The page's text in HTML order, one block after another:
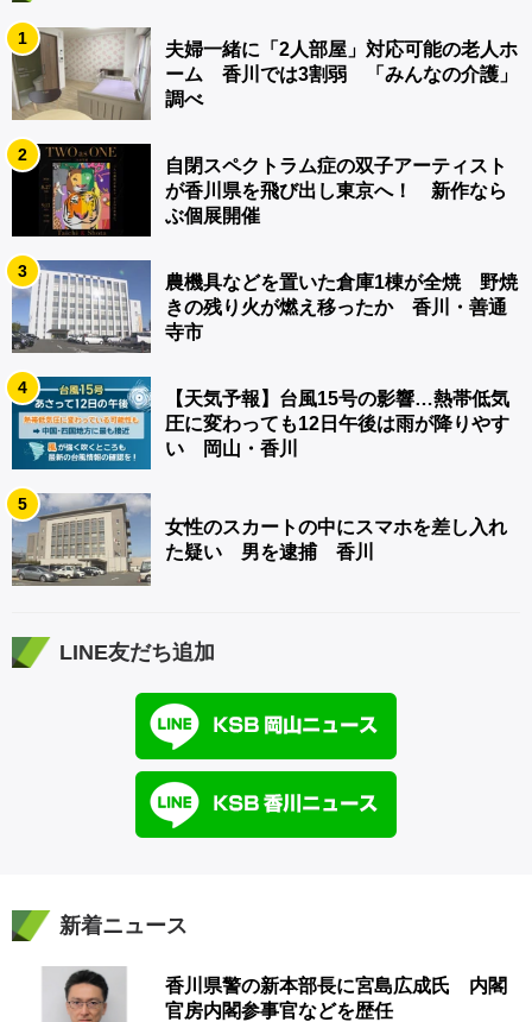
1
夫婦一緒に「2人部屋」対応可能の老人ホ
ーム 香川では3割弱 「みんなの介護」
調べ
2
自閉スペクトラム症の双子アーティスト
が香川県を飛び出し東京へ！ 新作なら
ぶ個展開催
3
農機具などを置いた倉庫1棟が全焼 野焼
きの残り火が燃え移ったか 香川・善通
寺市
4
【天気予報】台風15号の影響…熱帯低気
圧に変わっても12日午後は雨が降りやす
い 岡山・香川
5
女性のスカートの中にスマホを差し入れ
た疑い 男を逮捕 香川
LINE友だち追加
新着ニュース
香川県警の新本部長に宮島広成氏 内閣
官房内閣参事官などを歴任